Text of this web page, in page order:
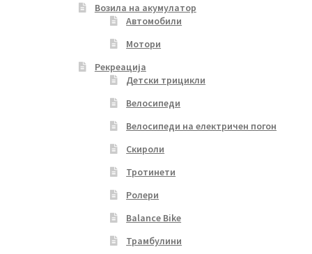
Возила на акумулатор
Автомобили
Мотори
Рекреација
Детски трицикли
Велосипеди
Велосипеди на електричен погон
Скироли
Тротинети
Ролери
Balance Bike
Трамбулини